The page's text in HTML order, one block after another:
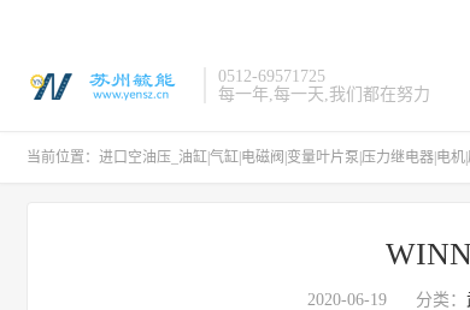
0512-69571725
每一年,每一天,我们都在努力
当前位置： 进口空油压_油缸|气缸|电磁阀|变量叶片泵|压力继电器|电机
2020-06-19 分类：